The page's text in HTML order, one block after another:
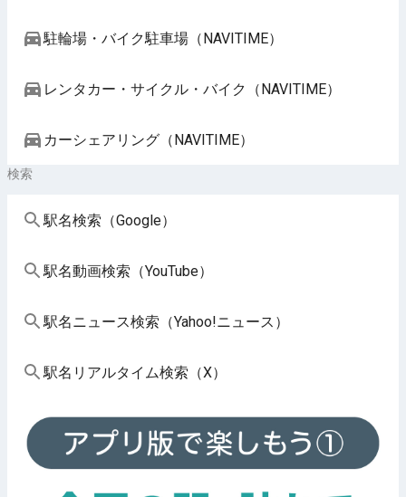
駐輪場・バイク駐車場（NAVITIME）
レンタカー・サイクル・バイク（NAVITIME）
カーシェアリング（NAVITIME）
検索
駅名検索（Google）
駅名動画検索（YouTube）
駅名ニュース検索（Yahoo!ニュース）
駅名リアルタイム検索（X）